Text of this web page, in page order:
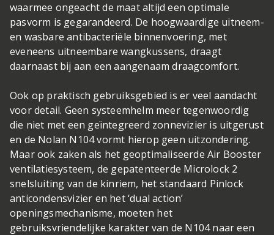
waarmee ongeacht de maat altijd een optimale
pasvorm is gegarandeerd. De hoogwaardige uitneem-
en wasbare antibacteriële binnenvoering, met
eveneens uitneembare wangkussens, draagt
daarnaast bij aan een aangenaam draagcomfort.
Ook op praktisch gebruiksgebied is er veel aandacht
voor detail. Geen systeemhelm meer tegenwoordig
die niet met een geïntegreerd zonnevizier is uitgerust
en de Nolan N104 vormt hierop geen uitzondering.
Maar ook zaken als het geoptimaliseerde Air Booster
ventilatiesysteem, de gepatenteerde Microlock 2
snelsluiting van de kinriem, het standaard Pinlock
anticondensvizier en het ‘dual action’
openingsmechanisme, moeten het
gebruiksvriendelijke karakter van de N104 naar een